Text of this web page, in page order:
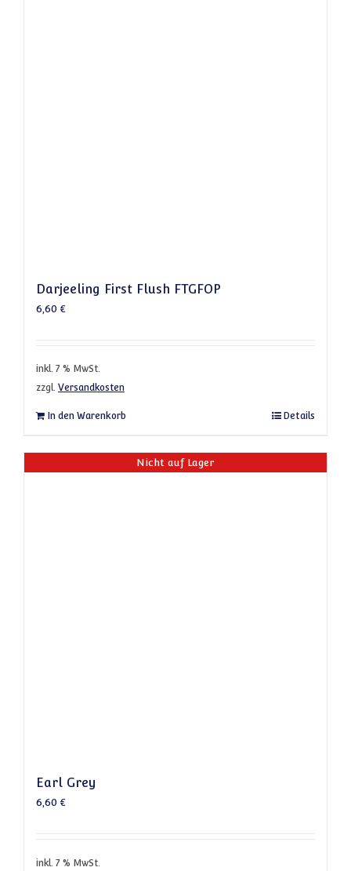
Darjeeling First Flush FTGFOP
6,60 €
inkl. 7 % MwSt.
zzgl. Versandkosten
In den Warenkorb Details
Nicht auf Lager
Earl Grey
6,60 €
inkl. 7 % MwSt.